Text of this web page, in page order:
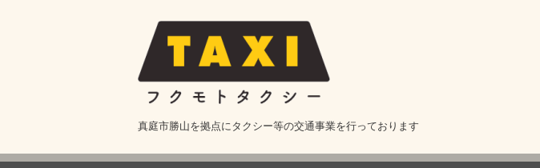
真庭市勝山を拠点にタクシー等の交通事業を行っております